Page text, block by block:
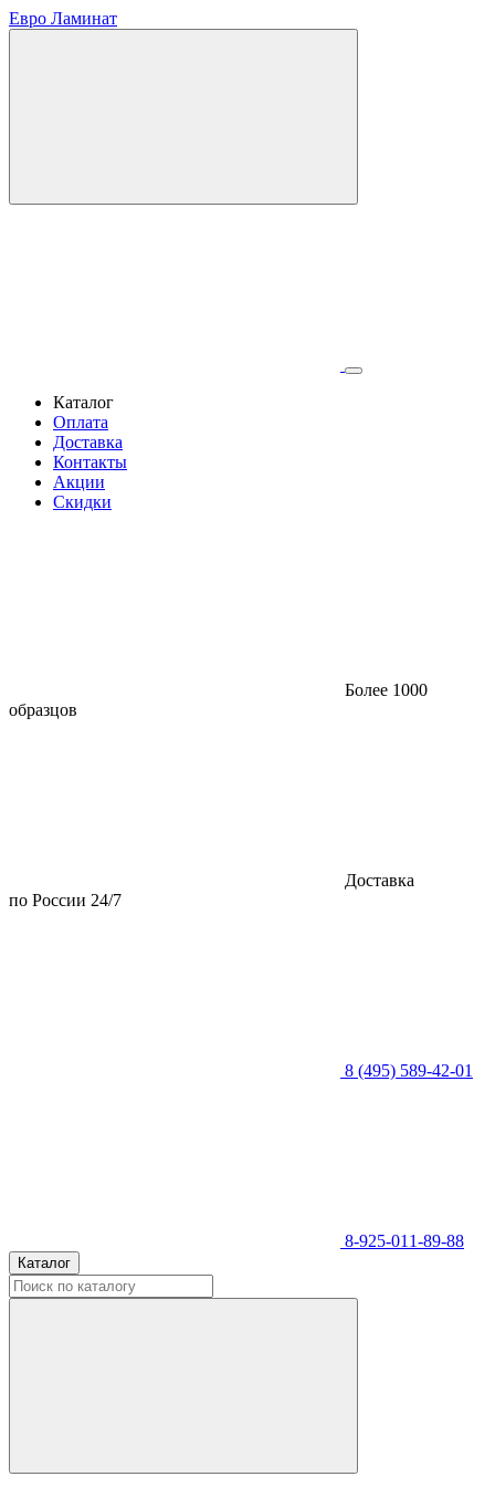
Евро Ламинат
Каталог
Оплата
Доставка
Контакты
Акции
Скидки
Более 1000
образцов
Доставка
по России 24/7
8 (495) 589-42-01
8-925-011-89-88
Каталог